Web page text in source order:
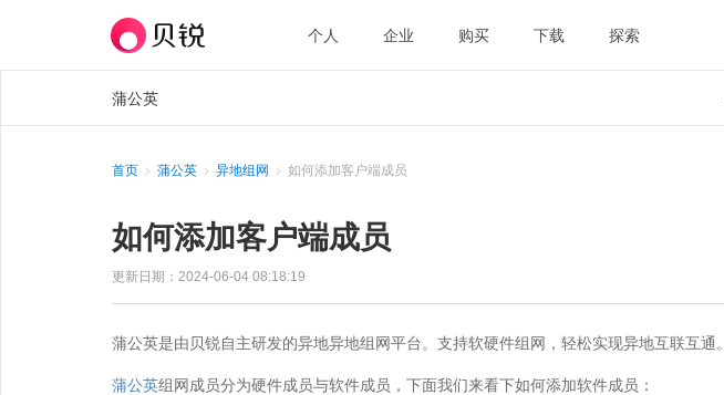
个人 企业 购买 下载 探索
蒲公英
首页 蒲公英 异地组网 如何添加客户端成员
如何添加客户端成员
更新日期：2024-06-04 08:18:19
蒲公英是由贝锐自主研发的异地异地组网平台。支持软硬件组网，轻松实现异地互联互通。
蒲公英组网成员分为硬件成员与软件成员，下面我们来看下如何添加软件成员：